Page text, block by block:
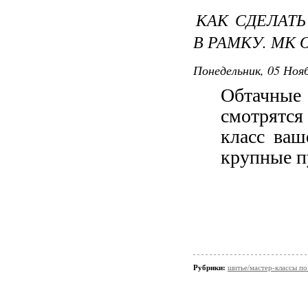
КАК
В РАМКУ. МК
Понедельник, 05
класс
крупные
Рубрики: шитье/мастер-классы